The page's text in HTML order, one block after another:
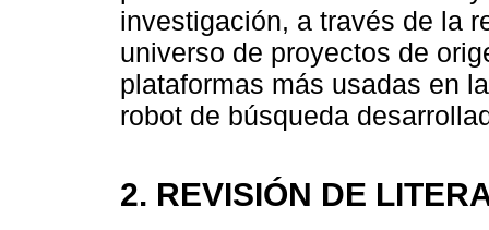
investigación, a través de la
universo de proyectos de
plataformas más usadas en
robot de búsqueda
2. REVISIÓN DE